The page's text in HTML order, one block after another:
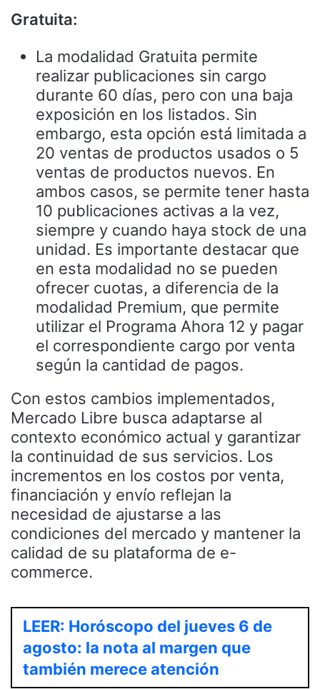
Gratuita:
La modalidad Gratuita permite
realizar publicaciones sin cargo
durante 60 días, pero con una baja
exposición en los listados. Sin
embargo, esta opción está limitada a
20 ventas de productos usados o 5
ventas de productos nuevos. En
ambos casos, se permite tener hasta
10 publicaciones activas a la vez,
siempre y cuando haya stock de una
unidad. Es importante destacar que
en esta modalidad no se pueden
ofrecer cuotas, a diferencia de la
modalidad Premium, que permite
utilizar el Programa Ahora 12 y pagar
el correspondiente cargo por venta
según la cantidad de pagos.
Con estos cambios implementados,
Mercado Libre busca adaptarse al
contexto económico actual y garantizar
la continuidad de sus servicios. Los
incrementos en los costos por venta,
financiación y envío reflejan la
necesidad de ajustarse a las
condiciones del mercado y mantener la
calidad de su plataforma de e-
commerce.
LEER: Horóscopo del jueves 6 de
agosto: la nota al margen que
también merece atención